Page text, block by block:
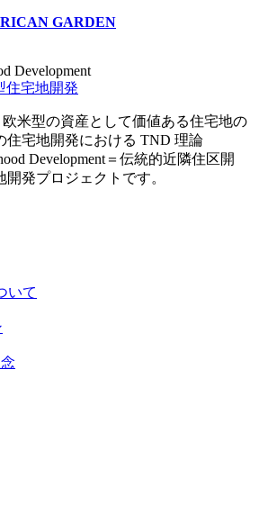
GARDEN
Development
住宅地開発
米型の資産として価値ある住宅地の
住宅地開発における TND 理論
Development＝伝統的近隣住区開
発プロジェクトです。
いて